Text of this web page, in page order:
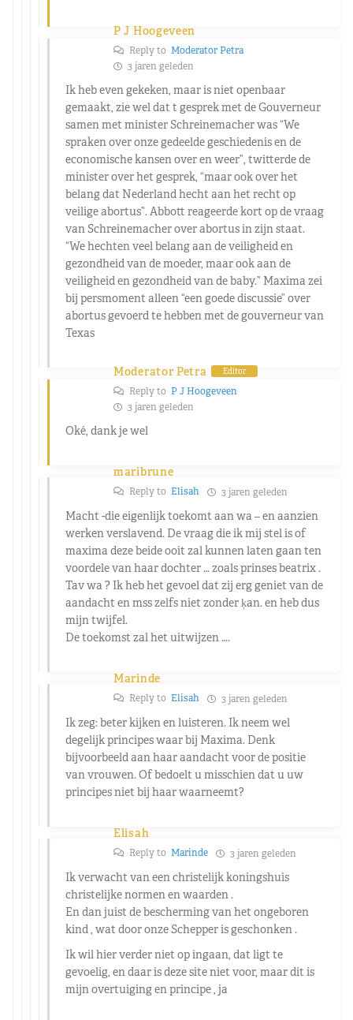
P J Hoogeveen
Reply to Moderator Petra
3 jaren geleden
Ik heb even gekeken, maar is niet openbaar
gemaakt, zie wel dat t gesprek met de Gouverneur
samen met minister Schreinemacher was “We
spraken over onze gedeelde geschiedenis en de
economische kansen over en weer”, twitterde de
minister over het gesprek, “maar ook over het
belang dat Nederland hecht aan het recht op
veilige abortus”. Abbott reageerde kort op de vraag
van Schreinemacher over abortus in zijn staat.
“We hechten veel belang aan de veiligheid en
gezondheid van de moeder, maar ook aan de
veiligheid en gezondheid van de baby.” Maxima zei
bij persmoment alleen “een goede discussie” over
abortus gevoerd te hebben met de gouverneur van
Texas
Moderator Petra Editor
Reply to P J Hoogeveen
3 jaren geleden
Oké, dank je wel
maribrune
Reply to Elisah 3 jaren geleden
Macht -die eigenlijk toekomt aan wa – en aanzien
werken verslavend. De vraag die ik mij stel is of
maxima deze beide ooit zal kunnen laten gaan ten
voordele van haar dochter … zoals prinses beatrix .
Tav wa ? Ik heb het gevoel dat zij erg geniet van de
aandacht en mss zelfs niet zonder ķan. en heb dus
mijn twijfel.
De toekomst zal het uitwijzen ….
Marinde
Reply to Elisah 3 jaren geleden
Ik zeg: beter kijken en luisteren. Ik neem wel
degelijk principes waar bij Maxima. Denk
bijvoorbeeld aan haar aandacht voor de positie
van vrouwen. Of bedoelt u misschien dat u uw
principes niet bij haar waarneemt?
Elisah
Reply to Marinde 3 jaren geleden
Ik verwacht van een christelijk koningshuis
christelijke normen en waarden .
En dan juist de bescherming van het ongeboren
kind , wat door onze Schepper is geschonken .
Ik wil hier verder niet op ingaan, dat ligt te
gevoelig, en daar is deze site niet voor, maar dit is
mijn overtuiging en principe , ja